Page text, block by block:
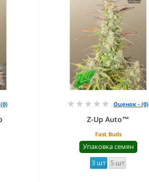
Оценок - (0)
Z-Up Auto™
Fast Buds
Упаковка семян
3 шт 5 шт